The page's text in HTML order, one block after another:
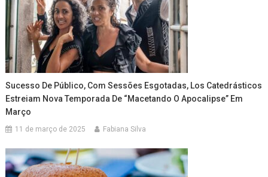
Sucesso De Público, Com Sessões Esgotadas, Los Catedrásticos
Estreiam Nova Temporada De “Macetando O Apocalipse” Em
Março
11 de março de 2025 Fabiana Silva